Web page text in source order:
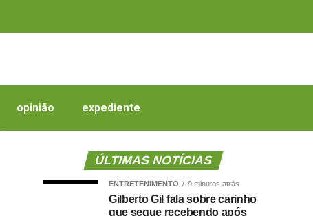
opinião expediente
ÚLTIMAS NOTÍCIAS
ENTRETENIMENTO 9 minutos atrás
Gilberto Gil fala sobre carinho
que segue recebendo após